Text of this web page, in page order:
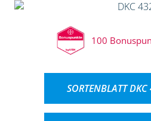
100
SORTENBLATT